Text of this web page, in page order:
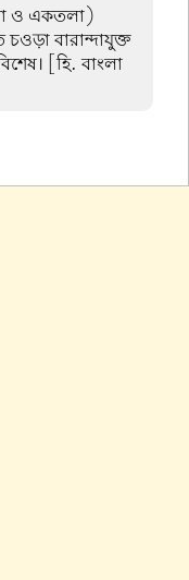
ও একতলা)
বারান্দাযুক্ত
[হি. বাংলা